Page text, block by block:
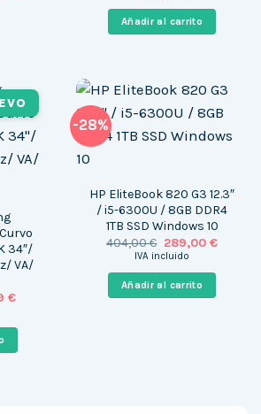
era:
1.017,00 €.
Añadir al carrito
34″/
VA/
€El
es:
-28%
HP EliteBook 820 G3 12.3″
/ i5-6300U / 8GB DDR4
1TB SSD Windows 10
404,00€ El
precio
era:
404,00 €.
289,00 €El
IVA incluido
Añadir al carrito